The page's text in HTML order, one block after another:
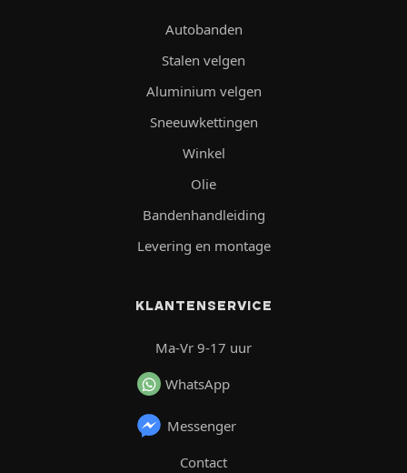
Autobanden
Stalen velgen
Aluminium velgen
Sneeuwkettingen
Winkel
Olie
Bandenhandleiding
Levering en montage
KLANTENSERVICE
Ma-Vr 9-17 uur
WhatsApp
Messenger
Contact